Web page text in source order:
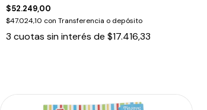
$52.249,00
$47.024,10 con Transferencia o depósito
3 cuotas sin interés de $17.416,33